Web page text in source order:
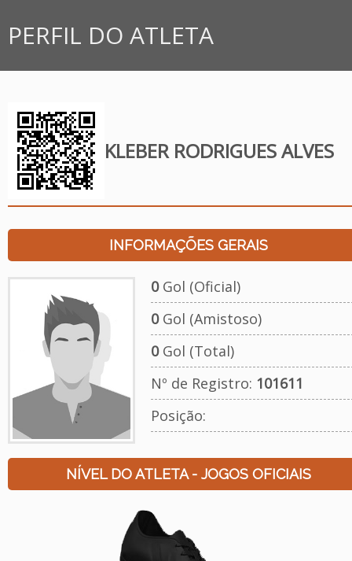
PERFIL DO ATLETA
KLEBER RODRIGUES ALVES
INFORMAÇÕES GERAIS
0Gol (Oficial)
0Gol (Amistoso)
0Gol (Total)
Nº de Registro: 101611
Posição:
NÍVEL DO ATLETA - JOGOS OFICIAIS